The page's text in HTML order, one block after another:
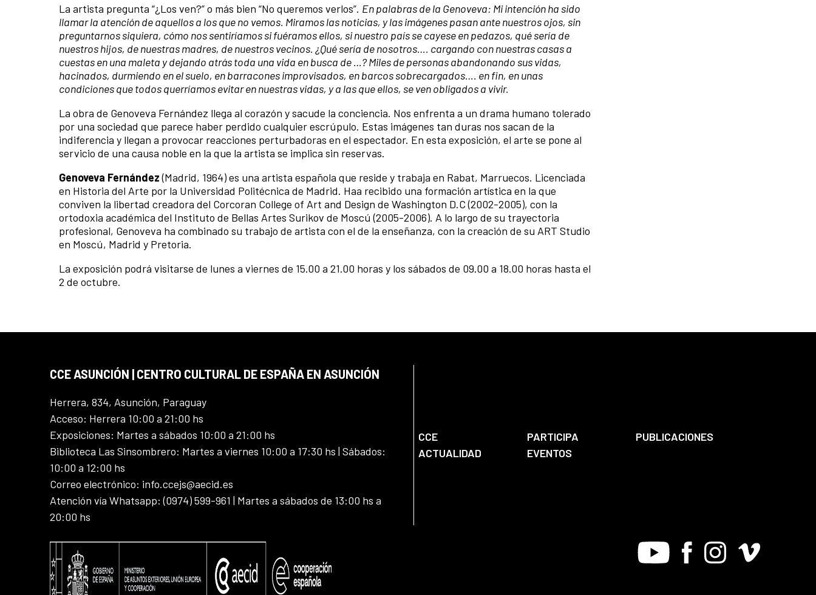
La artista pregunta “¿Los ven?” o más bien “No queremos verlos”. En palabras de la Genoveva: Mi intención ha sido
llamar la atención de aquellos a los que no vemos. Miramos las noticias, y las imágenes pasan ante nuestros ojos, sin
preguntarnos siquiera, cómo nos sentiríamos si fuéramos ellos, si nuestro país se cayese en pedazos, qué sería de
nuestros hijos, de nuestras madres, de nuestros vecinos. ¿Qué sería de nosotros…. cargando con nuestras casas a
cuestas en una maleta y dejando atrás toda una vida en busca de …? Miles de personas abandonando sus vidas,
hacinados, durmiendo en el suelo, en barracones improvisados, en barcos sobrecargados…. en fin, en unas
condiciones que todos querríamos evitar en nuestras vidas, y a las que ellos, se ven obligados a vivir.
La obra de Genoveva Fernández llega al corazón y sacude la conciencia. Nos enfrenta a un drama humano tolerado
por una sociedad que parece haber perdido cualquier escrúpulo. Estas imágenes tan duras nos sacan de la
indiferencia y llegan a provocar reacciones perturbadoras en el espectador. En esta exposición, el arte se pone al
servicio de una causa noble en la que la artista se implica sin reservas.
Genoveva Fernández(Madrid, 1964) es una artista española que reside y trabaja en Rabat, Marruecos. Licenciada
en Historia del Arte por la Universidad Politécnica de Madrid. Haa recibido una formación artística en la que
conviven la libertad creadora del Corcoran College of Art and Design de Washington D.C (2002-2005), con la
ortodoxia académica del Instituto de Bellas Artes Surikov de Moscú (2005-2006). A lo largo de su trayectoria
profesional, Genoveva ha combinado su trabajo de artista con el de la enseñanza, con la creación de su ART Studio
en Moscú, Madrid y Pretoria.
La exposición podrá visitarse de lunes a viernes de 15.00 a 21.00 horas y los sábados de 09.00 a 18.00 horas hasta el
2 de octubre.
CCE ASUNCIÓN | CENTRO CULTURAL DE ESPAÑA EN ASUNCIÓN
Herrera, 834, Asunción, Paraguay
Acceso: Herrera 10:00 a 21:00 hs
Exposiciones: Martes a sábados 10:00 a 21:00 hs
Biblioteca Las Sinsombrero: Martes a viernes 10:00 a 17:30 hs | Sábados:
10:00 a 12:00 hs
Correo electrónico: info.ccejs@aecid.es
Atención vía Whatsapp: (0974) 599-961 | Martes a sábados de 13:00 hs a
20:00 hs
CCE PARTICIPA
PUBLICACIONES
ACTUALIDAD
EVENTOS
Youtube FacebookInstagram
Vimeo